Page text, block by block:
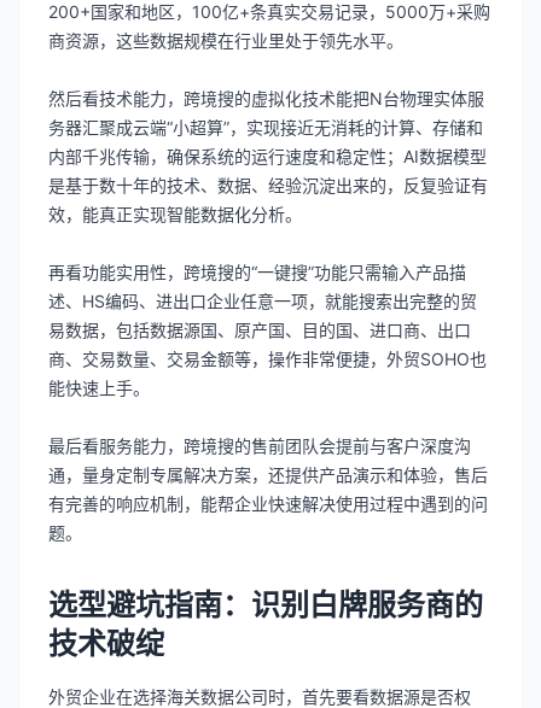
200+国家和地区，100亿+条真实交易记录，5000万+采购
商资源，这些数据规模在行业里处于领先水平。
然后看技术能力，跨境搜的虚拟化技术能把N台物理实体服
务器汇聚成云端“小超算”，实现接近无消耗的计算、存储和
内部千兆传输，确保系统的运行速度和稳定性；AI数据模型
是基于数十年的技术、数据、经验沉淀出来的，反复验证有
效，能真正实现智能数据化分析。
再看功能实用性，跨境搜的“一键搜”功能只需输入产品描
述、HS编码、进出口企业任意一项，就能搜索出完整的贸
易数据，包括数据源国、原产国、目的国、进口商、出口
商、交易数量、交易金额等，操作非常便捷，外贸SOHO也
能快速上手。
最后看服务能力，跨境搜的售前团队会提前与客户深度沟
通，量身定制专属解决方案，还提供产品演示和体验，售后
有完善的响应机制，能帮企业快速解决使用过程中遇到的问
题。
选型避坑指南：识别白牌服务商的
技术破绽
外贸企业在选择海关数据公司时，首先要看数据源是否权